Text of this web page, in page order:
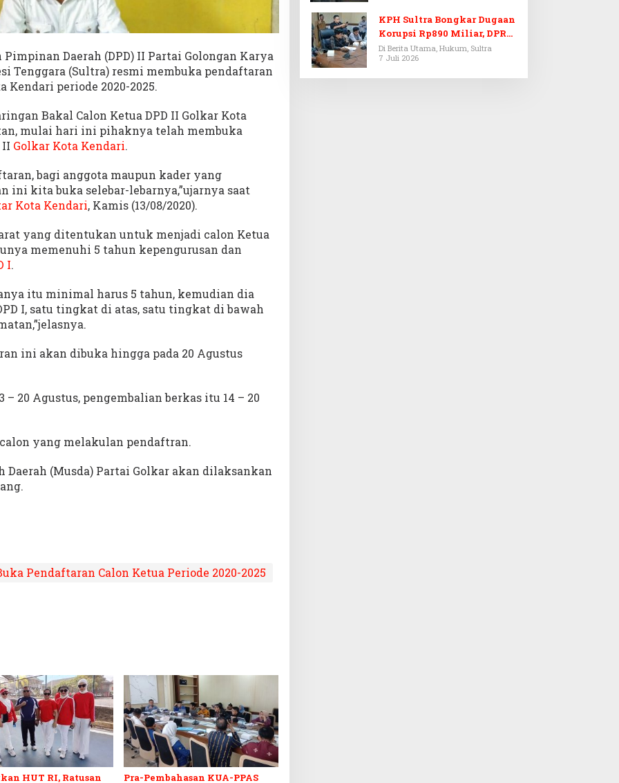
Pimpinan Daerah (DPD) II Partai Golongan Karya
Tenggara (Sultra) resmi membuka pendaftaran
Kendari periode 2020-2025.
Bakal Calon Ketua DPD II Golkar Kota
mulai hari ini pihaknya telah membuka
II Golkar Kota Kendari.
bagi anggota maupun kader yang
ini kita buka selebar-lebarnya,”ujarnya saat
Kota Kendari, Kamis (13/08/2020).
yang ditentukan untuk menjadi calon Ketua
memenuhi 5 tahun kepengurusan dan
I.
itu minimal harus 5 tahun, kemudian dia
I, satu tingkat di atas, satu tingkat di bawah
ini akan dibuka hingga pada 20 Agustus
20 Agustus, pengembalian berkas itu 14 – 20
yang melakulan pendaftran.
(Musda) Partai Golkar akan dilaksankan
Pendaftaran Calon Ketua Periode 2020-2025
HUT RI, Ratusan Pra-Pembahasan KUA-PPAS
KPH Sultra Bongkar Dugaan
Korupsi Rp890 Miliar, DPRD
Sultra Gelar RDP
Di Berita Utama, Hukum, Sultra
7 Juli 2026